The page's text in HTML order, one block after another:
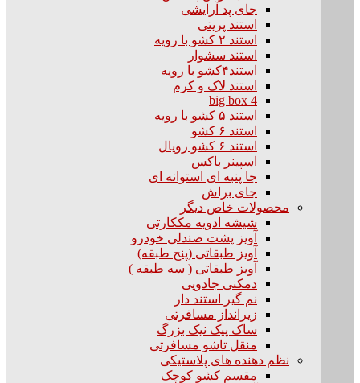
جای پد آرایشی
استند پریتی
استند ۲ کشو با رویه
استند سشوار
استند۴کشو با رویه
استند لاک و کرم
big box 4
استند ۵ کشو با رویه
استند ۶ کشو
استند ۶ کشو رویال
اسپینر باکس
جا پنبه ای استوانه ای
جای براش
محصولات خاص دیگر
شیشه ادویه مککارتی
آویز پشت صندلی خودرو
آویز طبقاتی (پنج طبقه)
آویز طبقاتی ( سه طبقه )
دمکنی جادویی
نم گیر استند دار
زیرانداز مسافرتی
ساک پیک نیک بزرگ
منقل تاشو مسافرتی
نظم دهنده های پلاستیکی
مقسم کشو کوچک